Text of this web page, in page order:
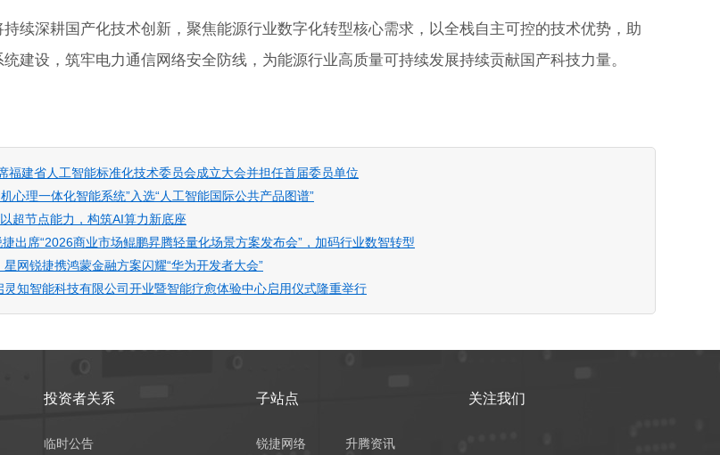
深耕国产化技术创新，聚焦能源行业数字化转型核心需求，以全栈自主可控的技术优势，助
建设，筑牢电力通信网络安全防线，为能源行业高质量可持续发展持续贡献国产科技力量。
福建省人工智能标准化技术委员会成立大会并担任首届委员单位
心理一体化智能系统”入选“人工智能国际公共产品图谱”
超节点能力，构筑AI算力新底座
出席“2026商业市场鲲鹏昇腾轻量化场景方案发布会”，加码行业数智转型
网锐捷携鸿蒙金融方案闪耀“华为开发者大会”
知智能科技有限公司开业暨智能疗愈体验中心启用仪式隆重举行
投资者关系
临时公告
子站点
锐捷网络 升腾资讯
关注我们